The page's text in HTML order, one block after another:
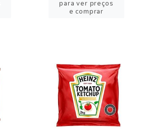
para ver preços
e comprar